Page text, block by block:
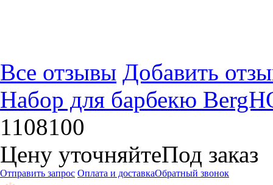
Все отзывы Добавить
Набор для барбекю
1108100
Цену уточняйтеПод заказ
Отправить запрос Оплата и доставкаОбратный звонок